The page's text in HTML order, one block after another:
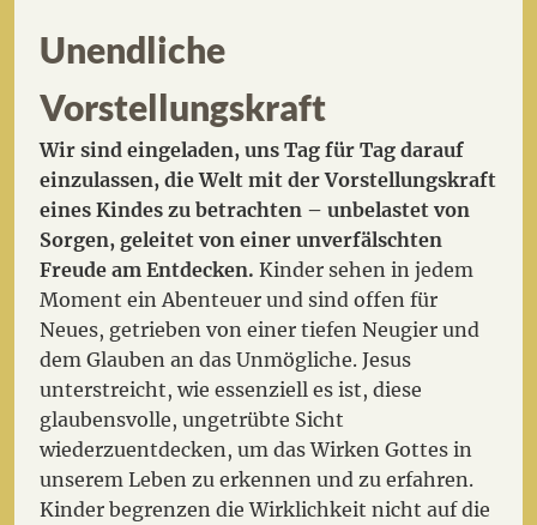
Unendliche
Vorstellungskraft
Wir sind eingeladen, uns Tag für Tag darauf
einzulassen, die Welt mit der Vorstellungskraft
eines Kindes zu betrachten – unbelastet von
Sorgen, geleitet von einer unverfälschten
Freude am Entdecken.Kinder sehen in jedem
Moment ein Abenteuer und sind offen für
Neues, getrieben von einer tiefen Neugier und
dem Glauben an das Unmögliche. Jesus
unterstreicht, wie essenziell es ist, diese
glaubensvolle, ungetrübte Sicht
wiederzuentdecken, um das Wirken Gottes in
unserem Leben zu erkennen und zu erfahren.
Kinder begrenzen die Wirklichkeit nicht auf die